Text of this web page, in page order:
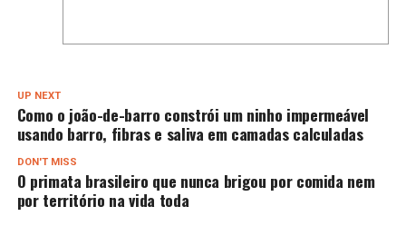
UP NEXT
Como o joão-de-barro constrói um ninho impermeável
usando barro, fibras e saliva em camadas calculadas
DON'T MISS
O primata brasileiro que nunca brigou por comida nem
por território na vida toda